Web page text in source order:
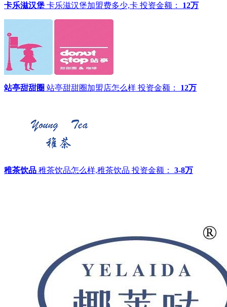
卡乐滋汉堡 卡乐滋汉堡加盟费多少,卡 投资金额： 12万
站亭甜甜圈 站亭甜甜圈加盟店怎么样 投资金额： 12万
稚茶饮品 稚茶饮品怎么样,稚茶饮品 投资金额： 3-8万